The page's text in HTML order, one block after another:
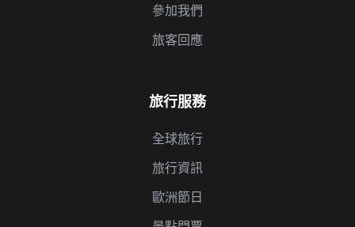
參加我們
旅客回應
旅行服務
全球旅行
旅行資訊
歐洲節日